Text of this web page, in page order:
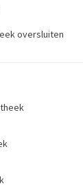
oversluiten